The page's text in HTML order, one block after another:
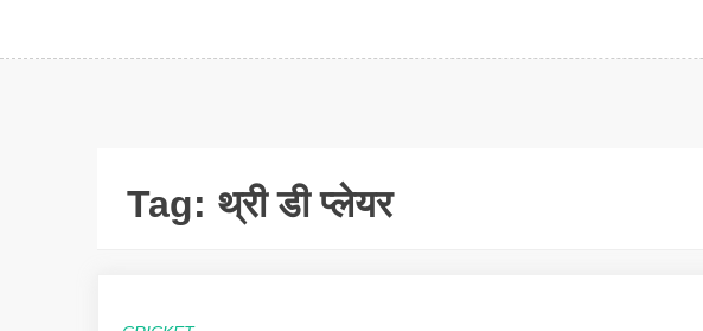
Tag: थ्री डी प्लेयर